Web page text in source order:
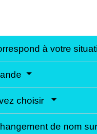
à votre
choisir
de nom